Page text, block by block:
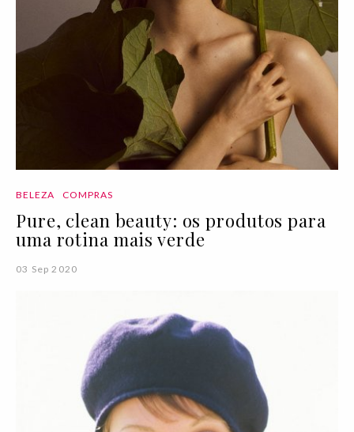
BELEZA COMPRAS
Pure, clean beauty: os produtos para
uma rotina mais verde
03 Sep 2020